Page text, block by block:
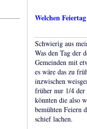
Welchen
Schwierig aus
Was den Tag der
Gemeinden mit
es wäre das zu
inzwischen
früher nur 1/4
könnten die also
bemühten Feiern
schief lachen.